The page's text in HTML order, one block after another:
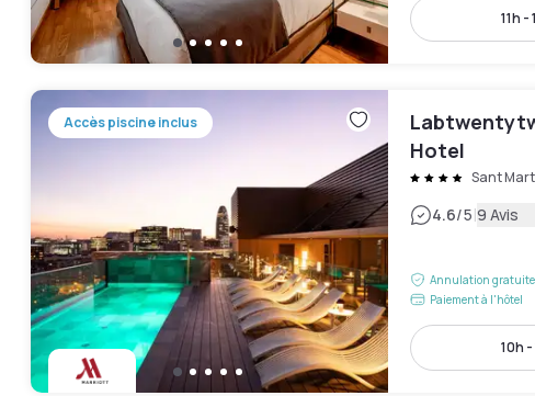
11h -
Accès piscine inclus
Hotel
Sant
4.6/5|9 Avis
Annulation gratuite
Paiement à l'hôtel
10h -